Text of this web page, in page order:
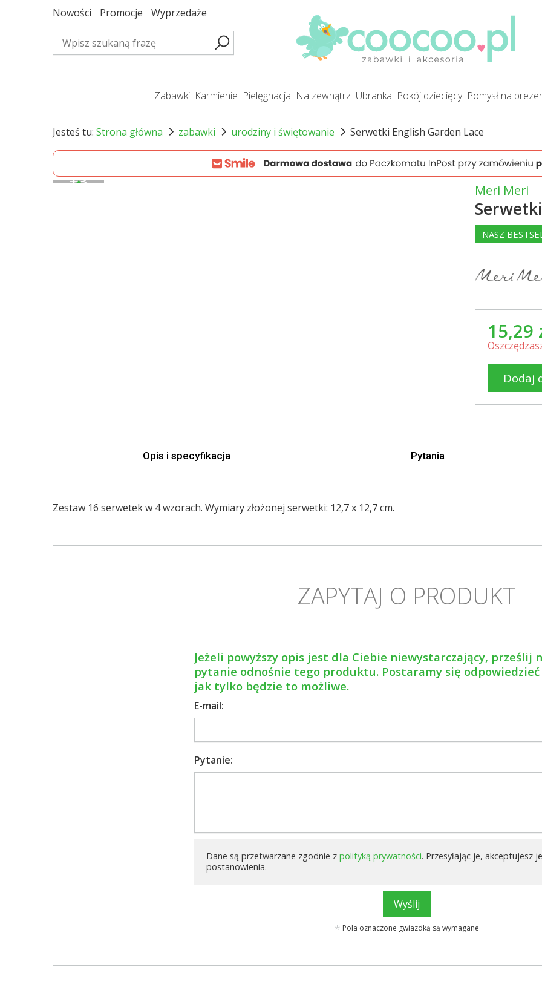
Nowości Promocje Wyprzedaże
zabawki karmienie pielęgnacja na zewnątrz ubranka pokój dziecięcy pomysł na
Jesteś tu: Strona główna zabawki urodziny i świętowanie Serwetki English Garden Lace
+3 Meri Meri
NASZ
15,29
Dodaj
Opis i specyfikacja Pytania
Zestaw 16 serwetek w 4 wzorach. Wymiary złożonej serwetki: 12,7 x 12,7 cm.
ZAPYTAJ O PRODUKT
Jeżeli powyższy opis jest dla Ciebie niewystarczający, prześlij
pytanie odnośnie tego produktu. Postaramy się
jak tylko będzie to możliwe.
E-mail:
Pytanie:
Dane są przetwarzane zgodnie z polityką prywatności. Przesyłając je, akceptujesz
postanowienia.
Wyślij
Pola oznaczone gwiazdką są wymagane